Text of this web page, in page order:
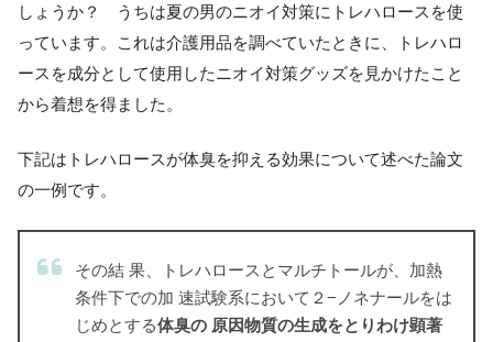
しょうか？ うちは夏の男のニオイ対策にトレハロースを使
っています。これは介護用品を調べていたときに、トレハロ
ースを成分として使用したニオイ対策グッズを見かけたこと
から着想を得ました。
下記はトレハロースが体臭を抑える効果について述べた論文
の一例です。
その結 果、トレハロースとマルチトールが、加熱
条件下での加 速試験系において２−ノネナールをは
じめとする体臭の 原因物質の生成をとりわけ顕著